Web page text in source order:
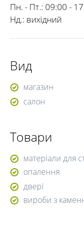
Пн. - Пт.: 09:00 -
Нд.: вихідний
Вид
магазин
салон
Товари
матеріали для
опалення
двері
вироби з